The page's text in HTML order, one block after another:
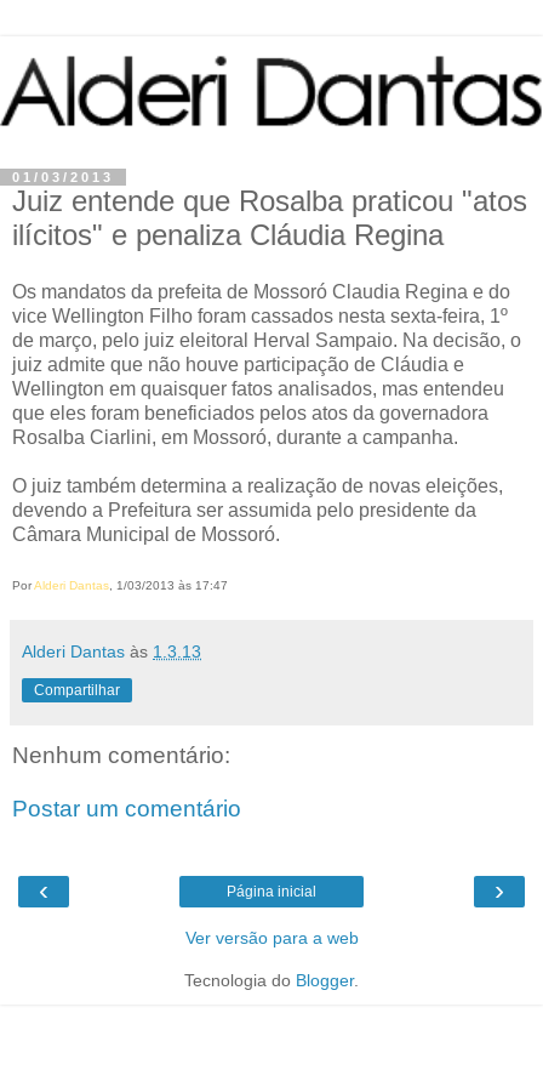
01/03/2013
Juiz entende que Rosalba praticou "atos
ilícitos" e penaliza Cláudia Regina
Os mandatos da prefeita de Mossoró Claudia Regina e do
vice Wellington Filho foram cassados nesta sexta-feira, 1º
de março, pelo juiz eleitoral Herval Sampaio. Na decisão, o
juiz admite que não houve participação de Cláudia e
Wellington em quaisquer fatos analisados, mas entendeu
que eles foram beneficiados pelos atos da governadora
Rosalba Ciarlini, em Mossoró, durante a campanha.
O juiz também determina a realização de novas eleições,
devendo a Prefeitura ser assumida pelo presidente da
Câmara Municipal de Mossoró.
PorAlderi Dantas, 1/03/2013 às 17:47
Alderi Dantas às 1.3.13
Compartilhar
Nenhum comentário:
Postar um comentário
‹ ›
Página inicial
Ver versão para a web
Tecnologia do Blogger.